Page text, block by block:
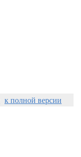
к полной версии